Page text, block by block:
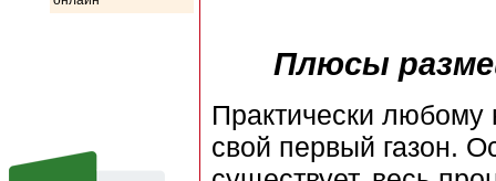
Плюсы
Практически
свой первый газон.